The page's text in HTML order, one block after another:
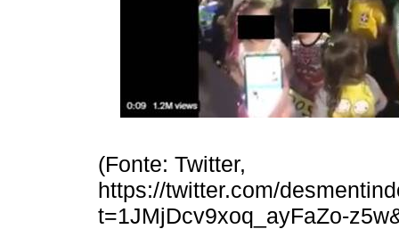
(Fonte: Twitter,
https://twitter.com/
t=1JMjDcv9xoq_ayFaZo-